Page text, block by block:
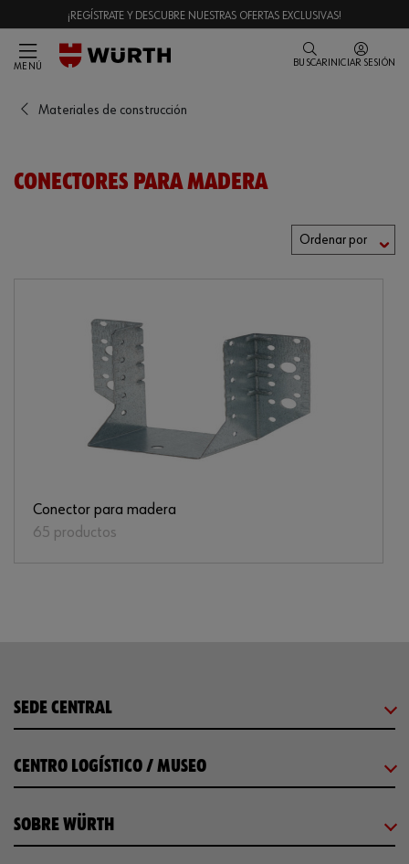
¡REGÍSTRATE Y DESCUBRE NUESTRAS OFERTAS EXCLUSIVAS!
MENÚ BUSCAR INICIAR SESIÓN
Materiales de construcción
CONECTORES PARA MADERA
Conector para madera
65 productos
SEDE CENTRAL
CENTRO LOGÍSTICO / MUSEO
SOBRE WÜRTH